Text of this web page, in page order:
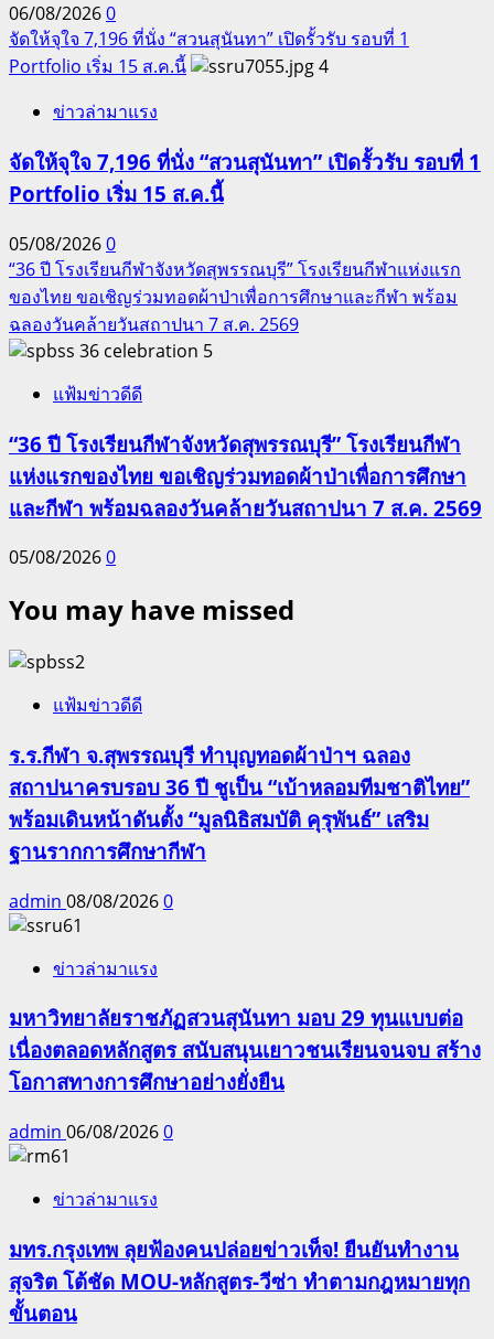
06/08/20260
จัดให้จุใจ 7,196 ที่นั่ง “สวนสุนันทา” เปิดรั้วรับ รอบที่ 1
Portfolio เริ่ม 15 ส.ค.นี้
4
ข่าวล่ามาแรง
จัดให้จุใจ 7,196 ที่นั่ง “สวนสุนันทา” เปิดรั้วรับ รอบที่ 1
Portfolio เริ่ม 15 ส.ค.นี้
05/08/20260
“36 ปี โรงเรียนกีฬาจังหวัดสุพรรณบุรี” โรงเรียนกีฬาแห่งแรก
ของไทย ขอเชิญร่วมทอดผ้าป่าเพื่อการศึกษาและกีฬา พร้อม
ฉลองวันคล้ายวันสถาปนา 7 ส.ค. 2569
5
แฟ้มข่าวดีดี
“36 ปี โรงเรียนกีฬาจังหวัดสุพรรณบุรี” โรงเรียนกีฬา
แห่งแรกของไทย ขอเชิญร่วมทอดผ้าป่าเพื่อการศึกษา
และกีฬา พร้อมฉลองวันคล้ายวันสถาปนา 7 ส.ค. 2569
05/08/20260
You may have missed
แฟ้มข่าวดีดี
ร.ร.กีฬา จ.สุพรรณบุรี ทำบุญทอดผ้าป่าฯ ฉลอง
สถาปนาครบรอบ 36 ปี ชูเป็น “เบ้าหลอมทีมชาติไทย”
พร้อมเดินหน้าดันตั้ง “มูลนิธิสมบัติ คุรุพันธ์” เสริม
ฐานรากการศึกษากีฬา
admin 08/08/20260
ข่าวล่ามาแรง
มหาวิทยาลัยราชภัฏสวนสุนันทา มอบ 29 ทุนแบบต่อ
เนื่องตลอดหลักสูตร สนับสนุนเยาวชนเรียนจนจบ สร้าง
โอกาสทางการศึกษาอย่างยั่งยืน
admin 06/08/20260
ข่าวล่ามาแรง
มทร.กรุงเทพ ลุยฟ้องคนปล่อยข่าวเท็จ! ยืนยันทำงาน
สุจริต โต้ชัด MOU-หลักสูตร-วีซ่า ทำตามกฎหมายทุก
ขั้นตอน